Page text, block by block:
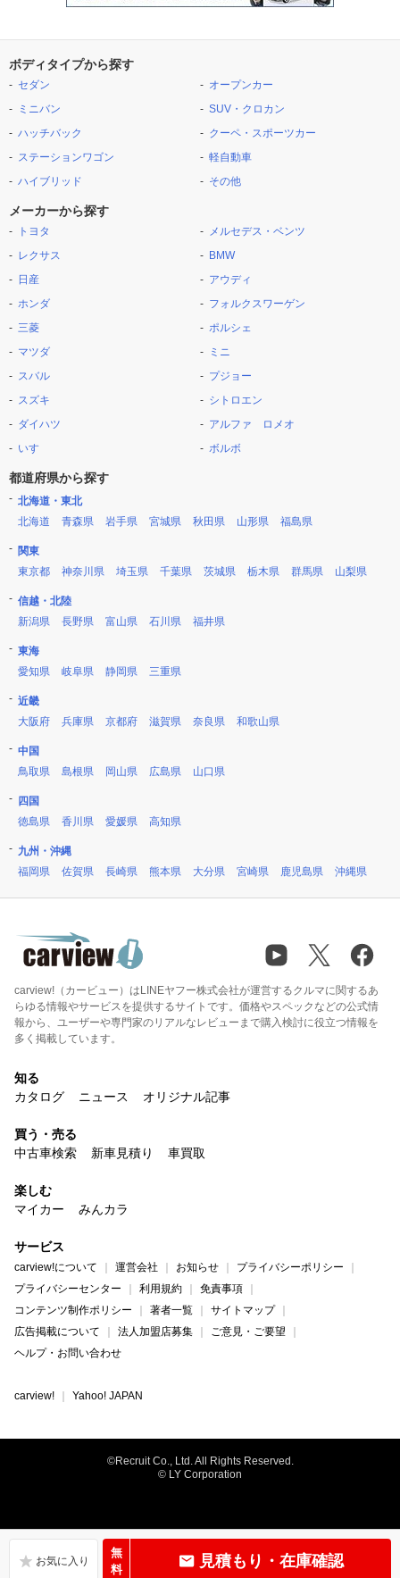
無
料
見積もり・在庫確認
ボディタイプから探す
セダン
ミニバン
ハッチバック
ステーションワゴン
ハイブリッド
オープンカー
SUV・クロカン
クーペ・スポーツカー
軽自動車
その他
メーカーから探す
トヨタ
レクサス
日産
ホンダ
三菱
マツダ
スバル
スズキ
ダイハツ
いすゞ
メルセデス・ベンツ
BMW
アウディ
フォルクスワーゲン
ポルシェ
ミニ
プジョー
シトロエン
アルファ ロメオ
ボルボ
都道府県から探す
北海道・東北
北海道
青森県 岩手県 宮城県 秋田県 山形県 福島県
関東
東京都
神奈川県 埼玉県 千葉県 茨城県 栃木県 群馬県 山梨県
信越・北陸
新潟県
長野県 富山県 石川県 福井県
東海
愛知県
岐阜県 静岡県 三重県
近畿
大阪府
兵庫県 京都府 滋賀県 奈良県 和歌山県
中国
鳥取県
島根県 岡山県 広島県 山口県
四国
徳島県
香川県 愛媛県 高知県
九州・沖縄
福岡県
佐賀県 長崎県 熊本県 大分県 宮崎県 鹿児島県 沖縄県
carview!（カービュー）はLINEヤフー株式会社が運営するクルマに関するあ
らゆる情報やサービスを提供するサイトです。価格やスペックなどの公式情
報から、ユーザーや専門家のリアルなレビューまで購入検討に役立つ情報を
多く掲載しています。
知る
カタログ
ニュース オリジナル記事
買う・売る
中古車検索
新車見積り 車買取
楽しむ
マイカー
みんカラ
サービス
carview!について 運営会社 お知らせ
プライバシーポリシー
プライバシーセンター
利用規約
免責事項
コンテンツ制作ポリシー
著者一覧
サイトマップ
広告掲載について
法人加盟店募集
ご意見・ご要望
ヘルプ・お問い合わせ
carview! Yahoo! JAPAN
©Recruit Co., Ltd. All Rights Reserved.
© LY Corporation